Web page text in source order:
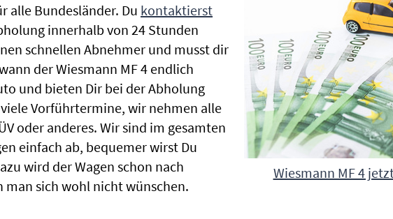
Wiesmann MF 4
alle Bundesländer. Du kontaktierst
innerhalb von 24 Stunden
schnellen Abnehmer und musst dir
der Wiesmann MF 4 endlich
und bieten Dir bei der Abholung
Vorführtermine, wir nehmen alle
oder anderes. Wir sind im gesamten
einfach ab, bequemer wirst Du
wird der Wagen schon nach
sich wohl nicht wünschen.